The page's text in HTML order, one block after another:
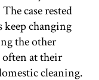
case rested
keep changing
the other
at their
cleaning.